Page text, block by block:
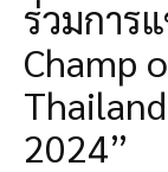
ร่วมการ
Champ
2024”